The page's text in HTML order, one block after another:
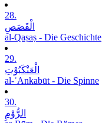
28.
الْقَصَصِ
al-Qaṣaṣ - Die Geschichte
29.
الْعَنْکَبُوْتِ
al-ʿAnkabūt - Die Spinne
30.
الرُّوْمِ